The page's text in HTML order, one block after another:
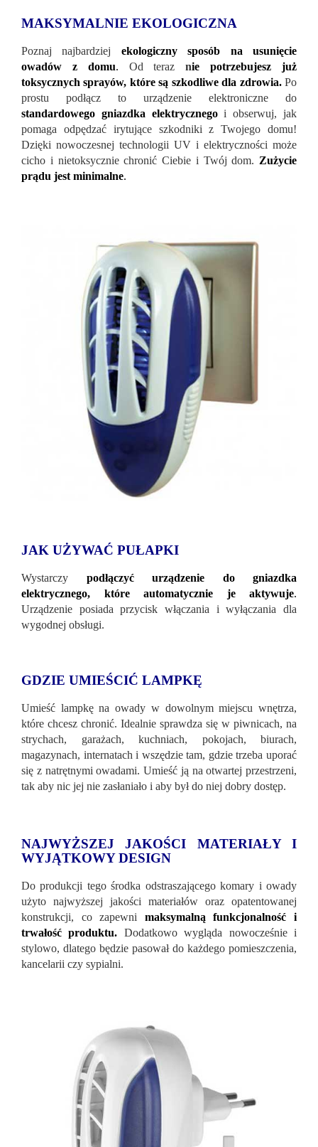
MAKSYMALNIE EKOLOGICZNA
Poznaj najbardziej ekologiczny sposób na usunięcie
owadów z domu. Od teraznie potrzebujesz już
toksycznych sprayów, które są szkodliwe dla zdrowia.Po
prostu podłącz to urządzenie elektroniczne do
standardowego gniazdka elektrycznegoi obserwuj, jak
pomaga odpędzać irytujące szkodniki z Twojego domu!
Dzięki nowoczesnej technologii UV i elektryczności może
cicho i nietoksycznie chronić Ciebie i Twój dom. Zużycie
prądu jest minimalne.
JAK UŻYWAĆ PUŁAPKI
Wystarczy podłączyć urządzenie do gniazdka
elektrycznego, które automatycznie je aktywuje.
Urządzenie posiada przycisk włączania i wyłączania dla
wygodnej obsługi.
GDZIE UMIEŚCIĆ LAMPKĘ
Umieść lampkę na owady w dowolnym miejscu wnętrza,
które chcesz chronić. Idealnie sprawdza się w piwnicach, na
strychach, garażach, kuchniach, pokojach, biurach,
magazynach, internatach i wszędzie tam, gdzie trzeba uporać
się z natrętnymi owadami. Umieść ją na otwartej przestrzeni,
tak aby nic jej nie zasłaniało i aby był do niej dobry dostęp.
NAJWYŻSZEJ JAKOŚCI MATERIAŁY I
WYJĄTKOWY DESIGN
Do produkcji tego środka odstraszającego komary i owady
użyto najwyższej jakości materiałów oraz opatentowanej
konstrukcji, co zapewni maksymalną funkcjonalność i
trwałość produktu. Dodatkowo wygląda nowocześnie i
stylowo, dlatego będzie pasował do każdego pomieszczenia,
kancelarii czy sypialni.